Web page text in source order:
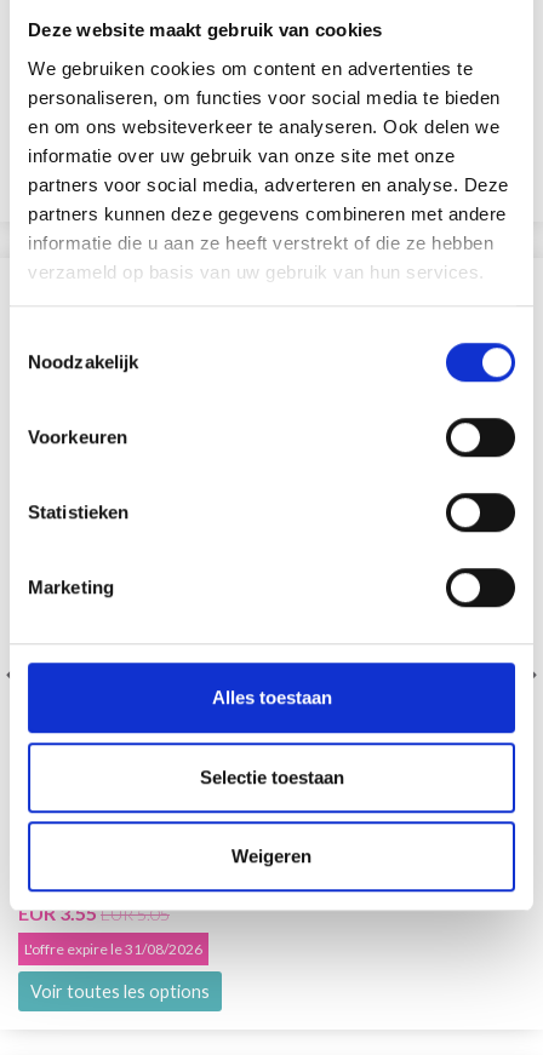
Deze website maakt gebruik van cookies
We gebruiken cookies om content en advertenties te
personaliseren, om functies voor social media te bieden
en om ons websiteverkeer te analyseren. Ook delen we
informatie over uw gebruik van onze site met onze
partners voor social media, adverteren en analyse. Deze
partners kunnen deze gegevens combineren met andere
informatie die u aan ze heeft verstrekt of die ze hebben
verzameld op basis van uw gebruik van hun services.
Noodzakelijk
Voorkeuren
Statistieken
Marketing
Alles toestaan
Selectie toestaan
Weigeren
75% Laine / 20% Polyamide
/ 5% Cachemire
EUR 4.95
Voir toutes les options
TRIO
50% Cachemire recyclé /
50% Laine mérinos
EUR 4.95
Voir toutes les options
29% de réduction
75% Laine / 25% Nylon
EUR 3.55EUR 5.05
L'offre expire le 31/08/2026
Voir toutes les options